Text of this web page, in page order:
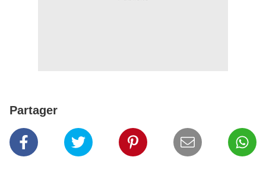
Partager